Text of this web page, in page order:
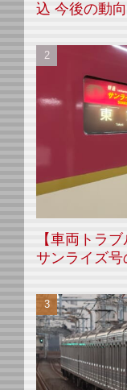
込 今後の動
【車両トラ
サンライズ号